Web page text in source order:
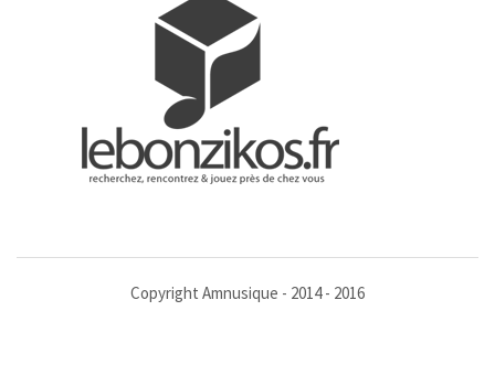
Copyright Amnusique - 2014 - 2016